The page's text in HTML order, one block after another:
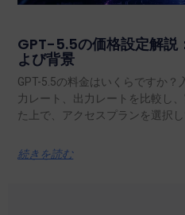
GPT-5.5の価格設定解説
よび背景
GPT-5.5の料金はいくらですか？
力レート、出力レートを比較し
た上で、アクセスプランを選択
続きを読む